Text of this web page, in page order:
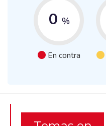
0 %
En contra